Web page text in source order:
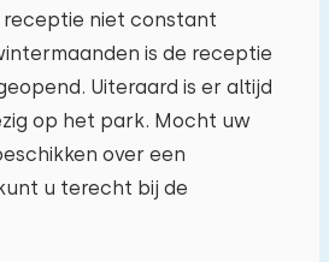
receptie niet constant
is de receptie
Uiteraard is er altijd
op het park. Mocht uw
over een
u terecht bij de